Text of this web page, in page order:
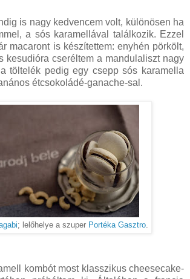
is nagy kedvencem volt, különösen ha
a sós karamellával találkozik. Ezzel
macaront is készítettem: enyhén pörkölt,
kesudióra cseréltem a mandulaliszt nagy
töltelék pedig egy csepp sós karamella
étcsokoládé-ganache-sal.
; lelőhelye a szuper Portéka Gasztro.
kombót most klasszikus cheesecake-